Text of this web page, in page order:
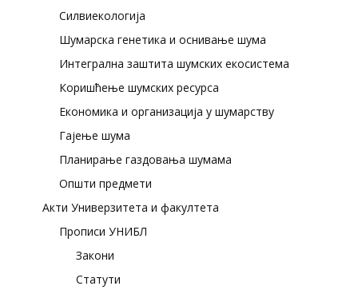
Силвиекологија
Шумарска генетика и оснивање шума
Интегрална заштита шумских екосистема
Коришћење шумских ресурса
Економика и организација у шумарству
Гајење шума
Планирање газдовања шумама
Општи предмети
Акти Универзитета и факултета
Прописи УНИБЛ
Закони
Статути